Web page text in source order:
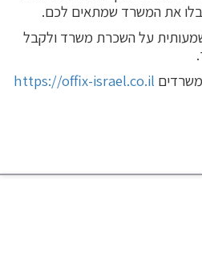
את המשרד שמתאים לכם.
על השכרת משרד ולקבל
https://offix-israel.co.il